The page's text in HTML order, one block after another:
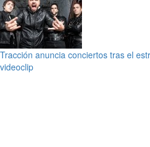
Tracción anuncia conciertos tras el
videoclip